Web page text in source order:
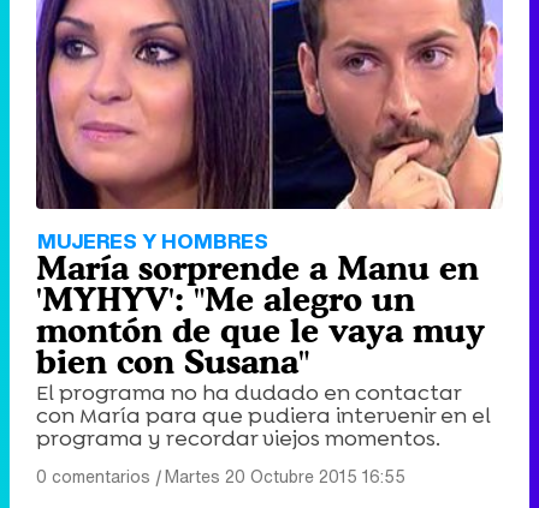
MUJERES Y HOMBRES
María sorprende a Manu en
'MYHYV': "Me alegro un
montón de que le vaya muy
bien con Susana"
El programa no ha dudado en contactar
con María para que pudiera intervenir en el
programa y recordar viejos momentos.
0 comentarios |Martes 20 Octubre 2015 16:55